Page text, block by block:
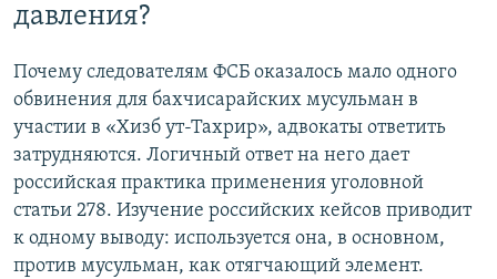
давления?
Почему следователям ФСБ оказалось мало одного
обвинения для бахчисарайских мусульман в
участии в «Хизб ут-Тахрир», адвокаты ответить
затрудняются. Логичный ответ на него дает
российская практика применения уголовной
статьи 278. Изучение российских кейсов приводит
к одному выводу: используется она, в основном,
против мусульман, как отягчающий элемент.